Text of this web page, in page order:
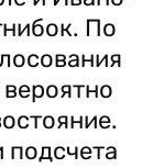
По
подсчета